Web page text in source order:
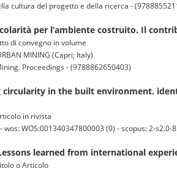
cultura del progetto e della ricerca -
per l’ambiente costruito. Il
di convegno in volume
MINING (Capri; Italy)
Proceedings - (9788862650403)
in the built environment.
in rivista
wos: WOS:001340347800003 (0) - scopus: 2-s2.0-
learned from international
o Articolo